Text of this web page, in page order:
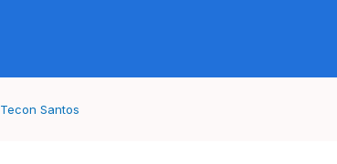
Tecon Santos